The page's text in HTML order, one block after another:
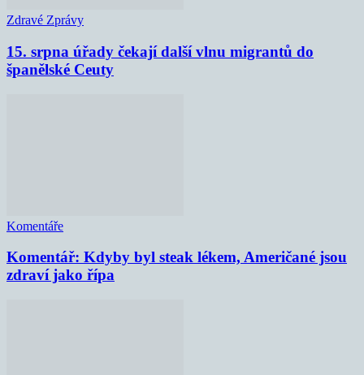
Zdravé Zprávy
15. srpna úřady čekají další vlnu migrantů do
španělské Ceuty
Komentáře
Komentář: Kdyby byl steak lékem, Američané jsou
zdraví jako řípa